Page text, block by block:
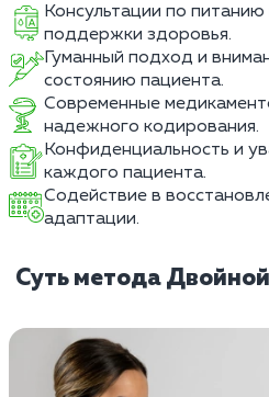
Консультации по
поддержки здоровья.
Гуманный подход и
состоянию пациента.
Современные
надежного кодирования.
Конфиденциальность и
каждого пациента.
Содействие в
адаптации.
Суть метода